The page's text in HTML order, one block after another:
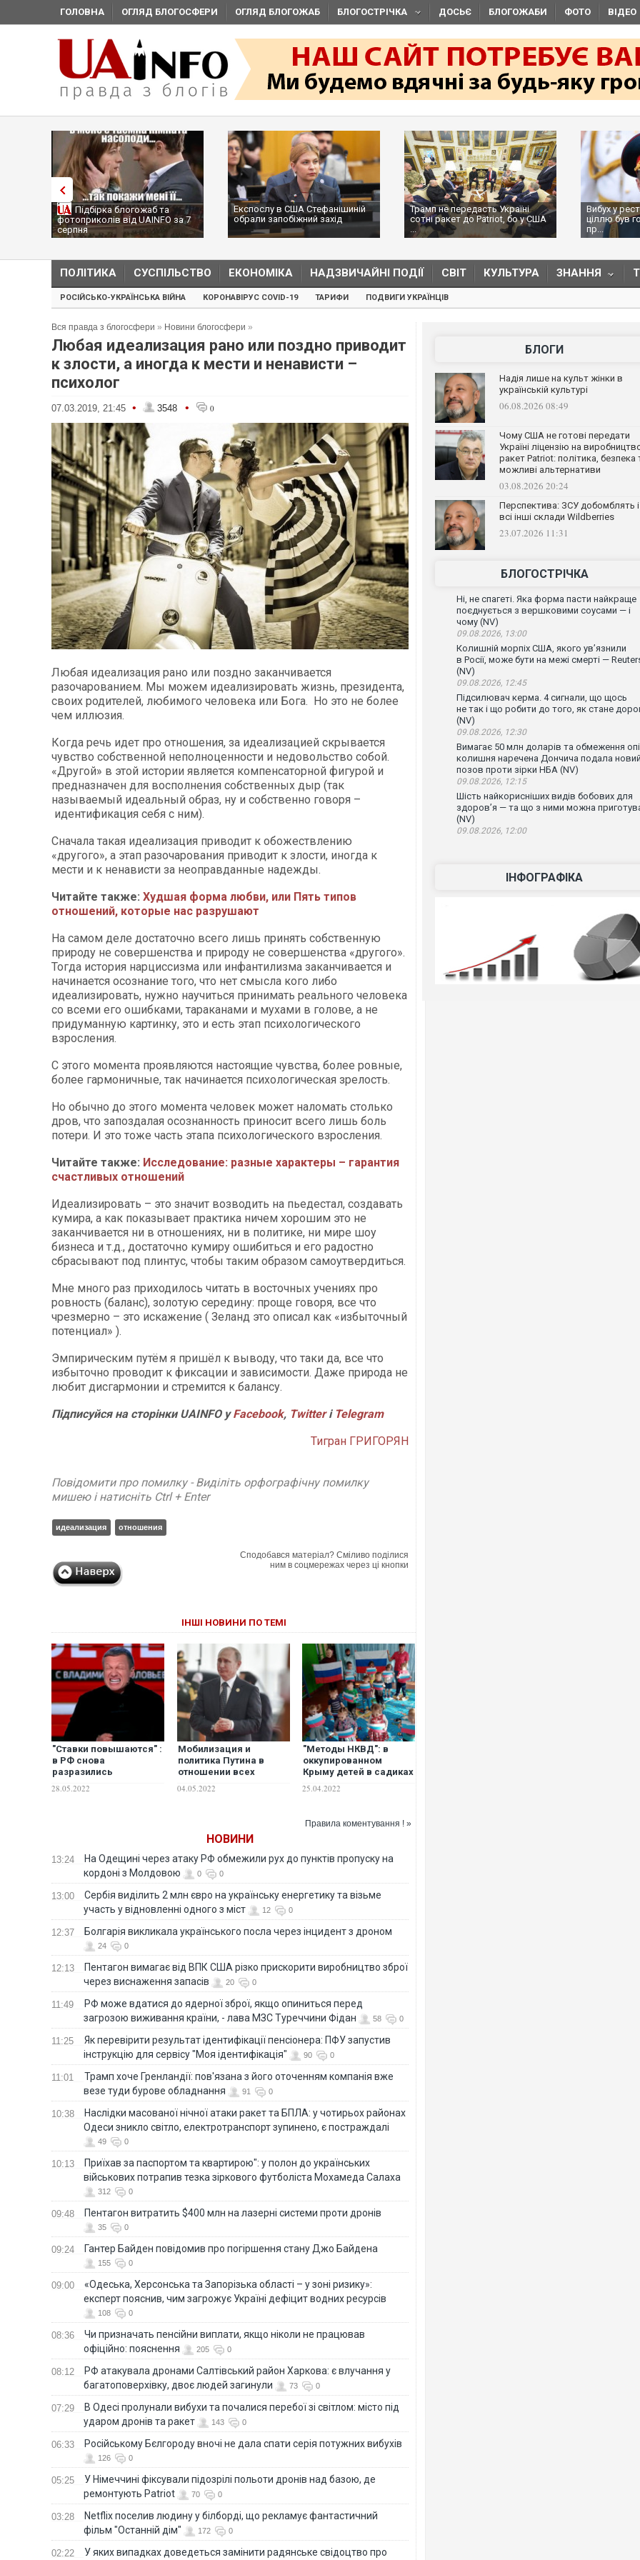
ГОЛОВНА ОГЛЯД БЛОГОСФЕРИ ОГЛЯД БЛОГОЖАБ БЛОГОСТРІЧКА ДОСЬЄ БЛОГОЖАБИ ФОТО ВІДЕО
Підбірка блогожаб та
фотоприколів від UAINFO за 7
серпня
Експослу в США Стефанішиній
обрали запобіжний захід
Трамп не передасть Україні
сотні ракет до Patriot, бо у США
...
Вибух у
ціллю був
пр...
ПОЛІТИКА СУСПІЛЬСТВО ЕКОНОМІКА НАДЗВИЧАЙНІ ПОДІЇ СВІТ КУЛЬТУРА ЗНАННЯ
РОСІЙСЬКО-УКРАЇНСЬКА ВІЙНА КОРОНАВІРУС COVID-19 ТАРИФИ ПОДВИГИ УКРАЇНЦІВ
Вся правда з блогосфери » Новини блогосфери »
Любая идеализация рано или поздно приводит
к злости, а иногда к мести и ненависти –
психолог
07.03.2019, 21:45 • 3548 • 0
Любая идеализация рано или поздно заканчивается
разочарованием. Мы можем идеализировать жизнь, президента,
своих родителей, любимого человека или Бога. Но это не более
чем иллюзия.
Когда речь идет про отношения, за идеализацией скрывается
чувство собственной неполноценности и недовольство собой.
«Другой» в этой истории является компенсаторной фигурой и
предназначен для восполнения собственных дыр (так
называемый идеальный образ, ну и собственно говоря –
идентификация себя с ним).
Сначала такая идеализация приводит к обожествлению
«другого», а этап разочарования приводит к злости, иногда к
мести и к ненависти за неоправданные надежды.
Читайте также: Худшая форма любви, или Пять типов
отношений, которые нас разрушают
На самом деле достаточно всего лишь принять собственную
природу не совершенства и природу не совершенства «другого».
Тогда история нарциссизма или инфантилизма заканчивается и
начинается осознание того, что нет смысла кого либо
идеализировать, нужно научиться принимать реального человека
со всеми его ошибками, тараканами и мухами в голове, а не
придуманную картинку, это и есть этап психологического
взросления.
С этого момента проявляются настоящие чувства, более ровные,
более гармоничные, так начинается психологическая зрелость.
Но обычно до этого момента человек может наломать столько
дров, что запоздалая осознанность приносит всего лишь боль
потери. И это тоже часть этапа психологического взросления.
Читайте также: Исследование: разные характеры – гарантия
счастливых отношений
Идеализировать – это значит возводить на пьедестал, создавать
кумира, а как показывает практика ничем хорошим это не
заканчивается ни в отношениях, ни в политике, ни мире шоу
бизнеса и т.д., достаточно кумиру ошибиться и его радостно
сбрасывают под плинтус, чтобы таким образом самоутвердиться.
Мне много раз приходилось читать в восточных учениях про
ровность (баланс), золотую середину: проще говоря, все что
чрезмерно – это искажение ( Зеланд это описал как «избыточный
потенциал» ).
Эмпирическим путём я пришёл к выводу, что таки да, все что
избыточно проводит к фиксации и зависимости. Даже природа не
любит дисгармонии и стремится к балансу.
Підписуйся на сторінки UAINFO уFacebook, Twitter і Telegram
Тигран ГРИГОРЯН
Повідомити про помилку - Виділіть орфографічну помилку
мишею і натисніть Ctrl + Enter
идеализация отношения
Сподобався матеріал? Сміливо поділися
ним в соцмережах через ці кнопки
ІНШІ НОВИНИ ПО ТЕМІ
"Ставки повышаются" :
в РФ снова
разразились
отношении США.
28.05.2022
Мобилизация и
политика Путина в
отношении всех
оккупированных
после победобесия
04.05.2022
"Методы НКВД": в
оккупированном
Крыму детей в садиках
отношении их
25.04.2022
Правила коментування ! »
НОВИНИ
13:24
На Одещині через атаку РФ обмежили рух до пунктів пропуску на
кордоні з Молдовою
0 0
13:00
Сербія виділить 2 млн євро на українську енергетику та візьме
участь у відновленні одного з міст
12 0
12:37 Болгарія викликала українського посла через інцидент з дроном
24 0
12:13
Пентагон вимагає від ВПК США різко прискорити виробництво зброї
через виснаження запасів
20 0
11:49
РФ може вдатися до ядерної зброї, якщо опиниться перед
загрозою виживання країни, - лава МЗС Туреччини Фідан
58 0
11:25
Як перевірити результат ідентифікації пенсіонера: ПФУ запустив
інструкцію для сервісу "Моя ідентифікація"
90 0
11:01
Трамп хоче Гренландії: пов'язана з його оточенням компанія вже
везе туди бурове обладнання
91 0
10:38
Наслідки масованої нічної атаки ракет та БПЛА: у чотирьох районах
Одеси зникло світло, електротранспорт зупинено, є постраждалі
49 0
10:13
Приїхав за паспортом та квартирою": у полон до українських
військових потрапив тезка зіркового футболіста Мохамеда Салаха
312 0
09:48 Пентагон витратить $400 млн на лазерні системи проти дронів
35 0
09:24 Гантер Байден повідомив про погіршення стану Джо Байдена
155 0
09:00
«Одеська, Херсонська та Запорізька області – у зоні ризику»:
експерт пояснив, чим загрожує Україні дефіцит водних ресурсів
108 0
08:36
Чи призначать пенсійни виплати, якщо ніколи не працював
офіційно: пояснення
205 0
08:12
РФ атакувала дронами Салтівський район Харкова: є влучання у
багатоповерхівку, двоє людей загинули
73 0
07:29
В Одесі пролунали вибухи та почалися перебої зі світлом: місто під
ударом дронів та ракет
143 0
06:33 Російському Бєлгороду вночі не дала спати серія потужних вибухів
126 0
05:25
У Німеччині фіксували підозрілі польоти дронів над базою, де
ремонтують Patriot
70 0
03:28
Netflix поселив людину у білборді, що рекламує фантастичний
фільм "Останній дім"
172 0
02:22 У яких випадках доведеться замінити радянське свідоцтво про
БЛОГИ
Надія лише на культ жінки в
українській культурі
06.08.2026 08:49
Чому США не готові передати
Україні ліцензію на
ракет Patriot: політика, безпека
можливі альтернативи
03.08.2026 20:24
Перспектива: ЗСУ добомблять і
всі інші склади Wildberries
23.07.2026 11:31
БЛОГОСТРІЧКА
Ні, не спагеті. Яка форма пасти найкраще
поєднується з вершковими соусами — і
чому (NV)
09.08.2026, 13:00
Колишній морпіх США, якого ув’язнили
в Росії, може бути на межі смерті —
(NV)
09.08.2026, 12:45
Підсилювач керма. 4 сигнали, що щось
не так і що робити до того, як стане
(NV)
09.08.2026, 12:30
Вимагає 50 млн доларів та обмеження
колишня наречена Дончича подала новий
позов проти зірки НБА (NV)
09.08.2026, 12:15
Шість найкорисніших видів бобових для
здоров’я — та що з ними можна
(NV)
09.08.2026, 12:00
ІНФОГРАФІКА